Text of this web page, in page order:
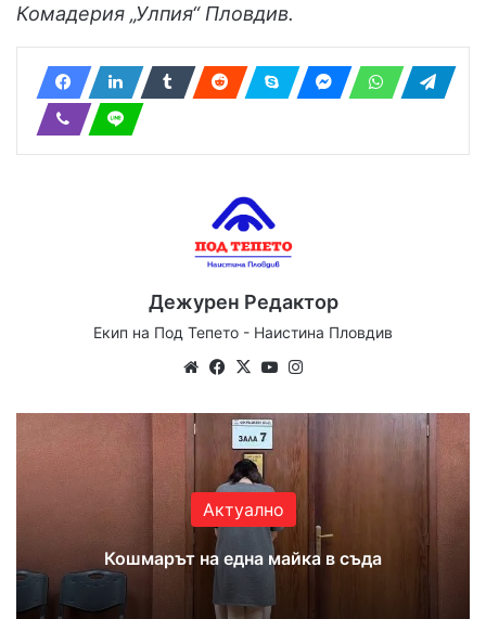
Комадерия „Улпия“ Пловдив.
Дежурен Редактор
Екип на Под Тепето - Наистина Пловдив
WebsiteFacebook
X YouTube
Актуално
Кошмарът на една майка в съда